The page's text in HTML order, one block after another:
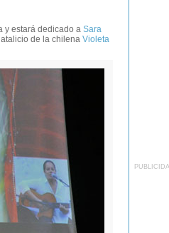
y estará dedicado a Sara
de la chilena Violeta